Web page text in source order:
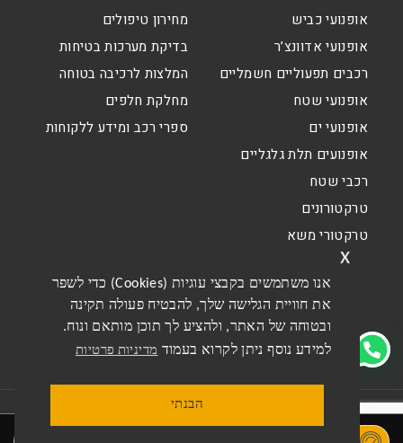
אנו משתמשים בקבצי עוגיות (Cookies) כדי לשפר
את חוויית הגלישה שלך, להבטיח פעולה תקינה
ובטוחה של האתר, ולהציע לך תוכן מותאם ונוח.
למידע נוסף ניתן לקרוא בעמוד מדיניות פרטיות
הבנתי
x
אופנועי כביש
אופנועי אדוונצ’ר
רכבים תפעוליים חשמליים
אופנועי שטח
אופנועי ים
אופנועים תלת גלגליים
רכבי שטח
טרקטורונים
טרקטורי משא
מחירון טיפולים
בדיקת מערכות בטיחות
המלצות לרכיבה בטוחה
מחלקת חלפים
ספרי רכב ומידע ללקוחות
תקנון האתר תקנון מבצעים דו גלגלי
הסדרי נגישות